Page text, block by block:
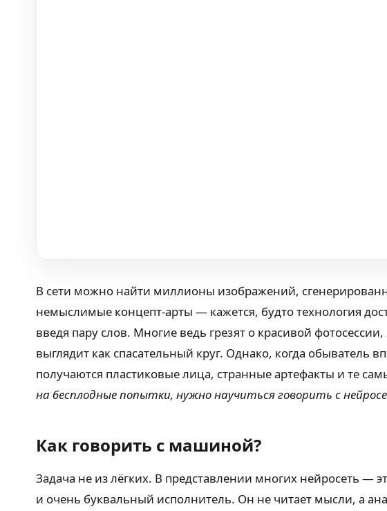
В сети можно найти миллионы изображений,
немыслимые концепт-арты — кажется, будто технология
введя пару слов. Многие ведь грезят о красивой
выглядит как спасательный круг. Однако, когда обыватель
получаются пластиковые лица, странные артефакты и те
на бесплодные попытки, нужно научиться говорить с
Как говорить с машиной?
Задача не из лёгких. В представлении многих нейросеть —
и очень буквальный исполнитель. Он не читает мысли, а